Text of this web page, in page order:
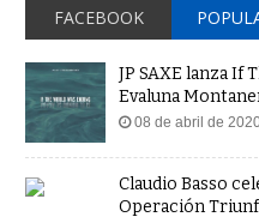
FACEBOOK
JP SAXE lanza If
Evaluna
08 de abril de
Claudio Basso
Operación